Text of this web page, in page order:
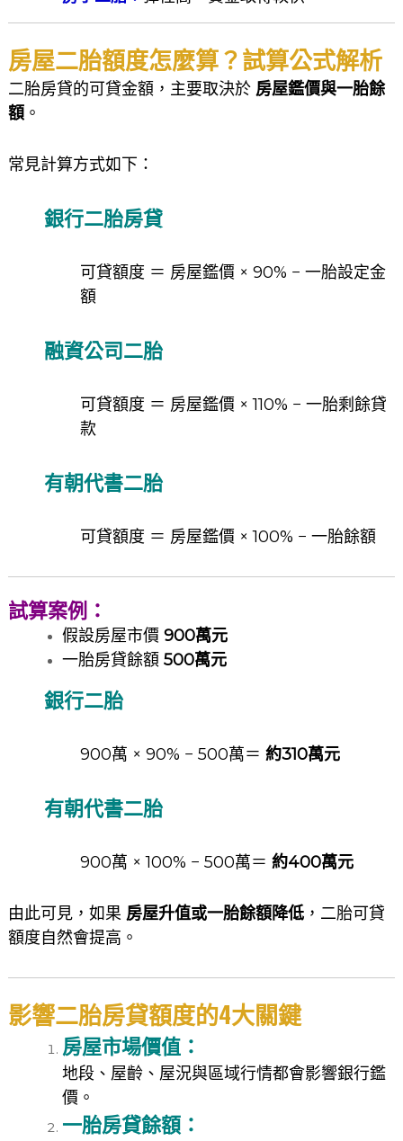
房屋二胎額度怎麼算？試算公式解析
二胎房貸的可貸金額，主要取決於 房屋鑑價與一胎餘
額。
常見計算方式如下：
銀行二胎房貸
可貸額度 ＝ 房屋鑑價 × 90% − 一胎設定金
額
融資公司二胎
可貸額度 ＝ 房屋鑑價 × 110% − 一胎剩餘貸
款
有朝代書二胎
可貸額度 ＝ 房屋鑑價 × 100% − 一胎餘額
試算案例：
假設房屋市價 900萬元
一胎房貸餘額 500萬元
銀行二胎
900萬 × 90% − 500萬＝ 約310萬元
有朝代書二胎
900萬 × 100% − 500萬＝ 約400萬元
由此可見，如果 房屋升值或一胎餘額降低，二胎可貸
額度自然會提高。
影響二胎房貸額度的4大關鍵
房屋市場價值：
地段、屋齡、屋況與區域行情都會影響銀行鑑
價。
一胎房貸餘額：